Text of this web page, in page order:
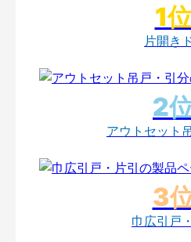
片開き
アウトセット
巾広引戸